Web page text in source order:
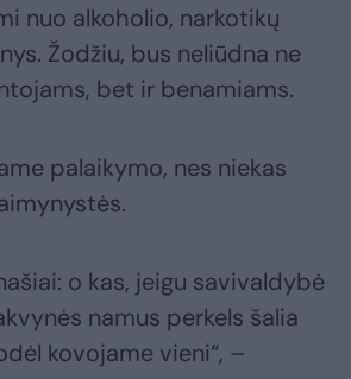
nuo alkoholio, narkotikų
Žodžiu, bus neliūdna ne
bet ir benamiams.
palaikymo, nes niekas
o kas, jeigu savivaldybė
namus perkels šalia
kovojame vieni“, –